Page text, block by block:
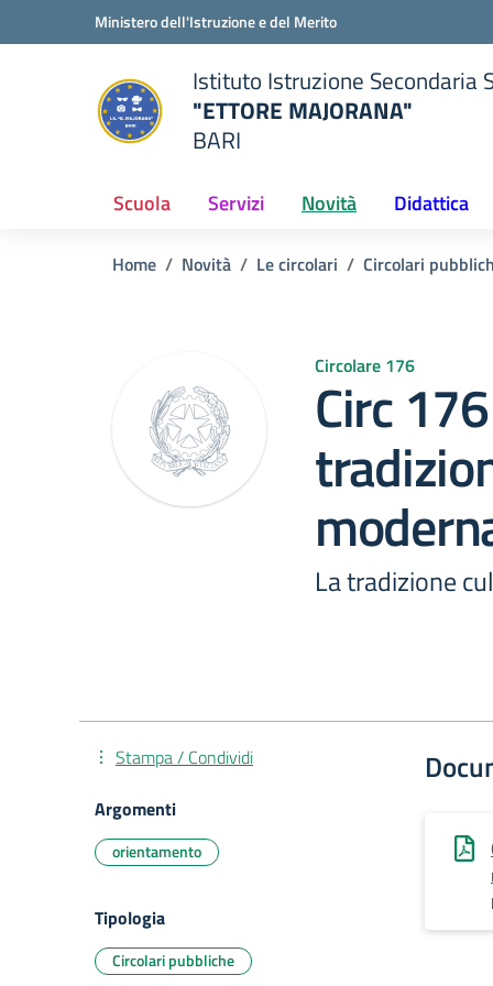
Vai ai contenuti
Vai al menu di navigazioneMinistero dell'Istruzione e del Merito
scuola
Istituto Istruzione Secondaria
"ETTORE MAJORANA"
BARI
Scuola Servizi Novità Didattica
Home Novità Le circolari Circolari
Circolare 176
Circ
La tradizione
Stampa / Condividi
Argomenti
orientamento
Tipologia
Circolari pubbliche